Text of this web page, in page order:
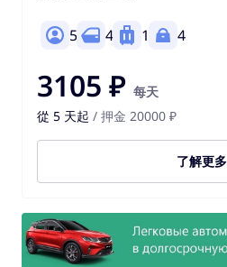
5 4 1 4
3105 ₽ 每天
從 5 天起 / 押金 20000 ₽
了解更多